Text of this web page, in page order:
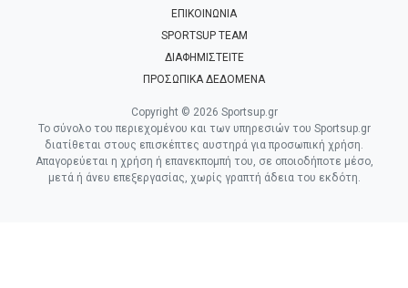
ΕΠΙΚΟΙΝΩΝΙΑ
SPORTSUP TEAM
ΔΙΑΦΗΜΙΣΤΕΙΤΕ
ΠΡΟΣΩΠΙΚΑ ΔΕΔΟΜΕΝΑ
Copyright © 2026 Sportsup.gr
Το σύνολο του περιεχομένου και των υπηρεσιών του Sportsup.gr
διατίθεται στους επισκέπτες αυστηρά για προσωπική χρήση.
Απαγορεύεται η χρήση ή επανεκπομπή του, σε οποιοδήποτε μέσο,
μετά ή άνευ επεξεργασίας, χωρίς γραπτή άδεια του εκδότη.